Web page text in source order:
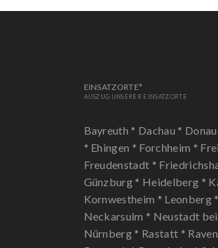
EINSATZORTE*
AUSZUG UNSERER EINSATZORTE
Bayreuth * Dachau *
* Ehingen * Forchheim *
Freudenstadt *
Günzburg * Heidelberg *
Kornwestheim * Leonberg *
Neckarsulm * Neustadt
Nürnberg * Rastatt *